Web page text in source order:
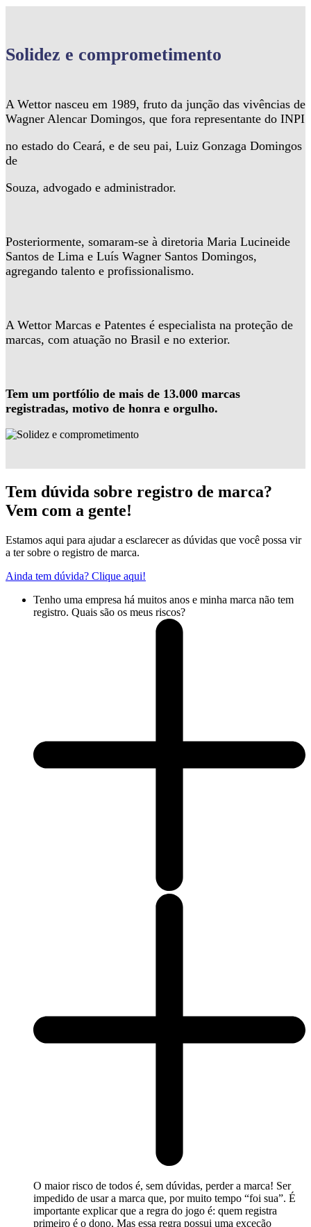
Solidez e comprometimento
A Wettor nasceu em 1989, fruto da junção das vivências de
Wagner Alencar Domingos, que fora representante do INPI
no estado do Ceará, e de seu pai, Luiz Gonzaga Domingos
de
Souza, advogado e administrador.
Posteriormente, somaram-se à diretoria Maria Lucineide
Santos de Lima e Luís Wagner Santos Domingos,
agregando talento e profissionalismo.
A Wettor Marcas e Patentes é especialista na proteção de
marcas, com atuação no Brasil e no exterior.
Tem um portfólio de mais de 13.000 marcas
registradas, motivo de honra e orgulho.
Tem dúvida sobre registro de marca?
Vem com a gente!
Estamos aqui para ajudar a esclarecer as dúvidas que você possa vir
a ter sobre o registro de marca.
Ainda tem dúvida? Clique aqui!
Tenho uma empresa há muitos anos e minha marca não tem
registro. Quais são os meus riscos?
O maior risco de todos é, sem dúvidas, perder a marca! Ser
impedido de usar a marca que, por muito tempo “foi sua”. É
importante explicar que a regra do jogo é: quem registra
primeiro é o dono. Mas essa regra possui uma exceção